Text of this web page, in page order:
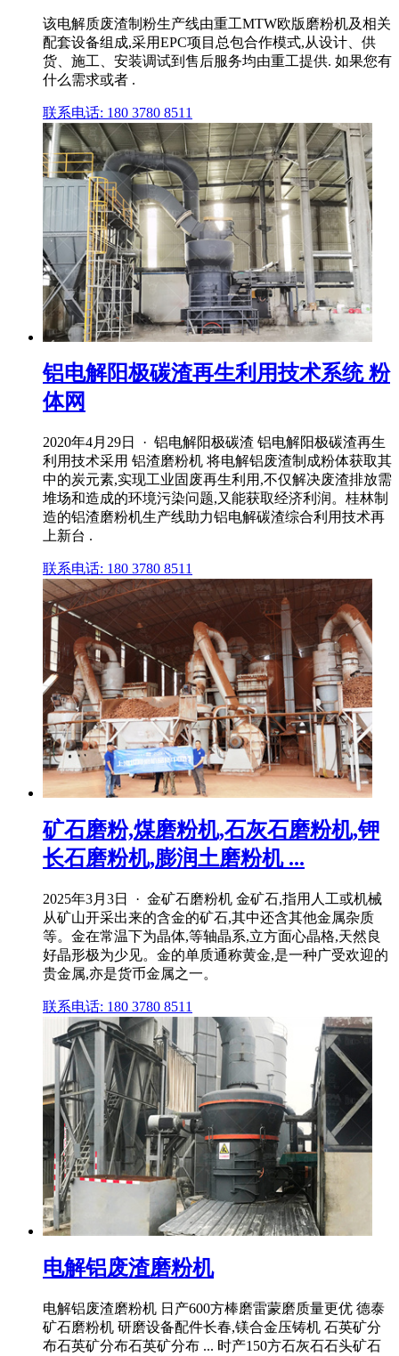
该电解质废渣制粉生产线由重工MTW欧版磨粉机及相关
配套设备组成,采用EPC项目总包合作模式,从设计、供
货、施工、安装调试到售后服务均由重工提供. 如果您有
什么需求或者 .
联系电话: 180 3780 8511
铝电解阳极碳渣再生利用技术系统 粉
体网
2020年4月29日 · 铝电解阳极碳渣 铝电解阳极碳渣再生
利用技术采用 铝渣磨粉机 将电解铝废渣制成粉体获取其
中的炭元素,实现工业固废再生利用,不仅解决废渣排放需
堆场和造成的环境污染问题,又能获取经济利润。桂林制
造的铝渣磨粉机生产线助力铝电解碳渣综合利用技术再
上新台 .
联系电话: 180 3780 8511
矿石磨粉,煤磨粉机,石灰石磨粉机,钾
长石磨粉机,膨润土磨粉机 ...
2025年3月3日 · 金矿石磨粉机 金矿石,指用人工或机械
从矿山开采出来的含金的矿石,其中还含其他金属杂质
等。金在常温下为晶体,等轴晶系,立方面心晶格,天然良
好晶形极为少见。金的单质通称黄金,是一种广受欢迎的
贵金属,亦是货币金属之一。
联系电话: 180 3780 8511
电解铝废渣磨粉机
电解铝废渣磨粉机 日产600方棒磨雷蒙磨质量更优 德泰
矿石磨粉机 研磨设备配件长春,镁合金压铸机 石英矿分
布石英矿分布石英矿分布 ... 时产150方石灰石石头矿石